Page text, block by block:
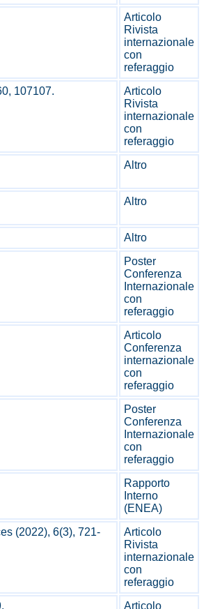
Articolo
Rivista
internazionale
con
referaggio
107107.
Articolo
Rivista
internazionale
con
referaggio
Altro
Altro
Altro
Poster
Conferenza
Internazionale
con
referaggio
Articolo
Conferenza
internazionale
con
referaggio
Poster
Conferenza
Internazionale
con
referaggio
Rapporto
Interno
(ENEA)
(2022), 6(3), 721-
Articolo
Rivista
internazionale
con
referaggio
Articolo